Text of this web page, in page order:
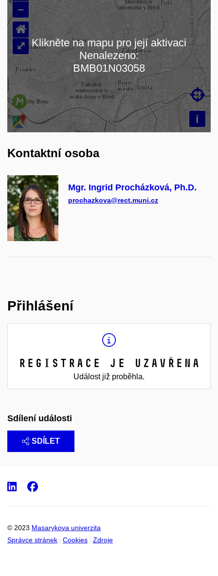
Načítám mapu…
–
i

⌂
⤢ Klikněte na mapu pro její aktivaci
Nenalezeno:
BMB01N03058
Kontaktní osoba
Mgr. Ingrid Procházková, Ph.D.
prochazkova@rect.muni.cz
Přihlášení
Registrace je uzavřena
Událost již proběhla.
Sdílení události
SDÍLET
© 2023 Masarykova univerzita
Správce stránek
Cookies Zdroje
LinkedIn
Facebook